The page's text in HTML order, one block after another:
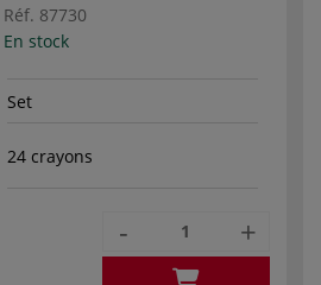
Réf. 87730
En stock
Set
24 crayons
- +